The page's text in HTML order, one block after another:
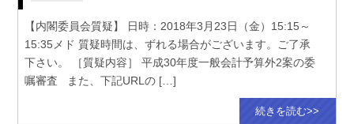
【内閣委員会質疑】 日時：2018年3月23日（金）15:15～
15:35メド 質疑時間は、ずれる場合がございます。ご了承
下さい。 ［質疑内容］ 平成30年度一般会計予算外2案の委
嘱審査 また、下記URLの […]
続きを読む>>